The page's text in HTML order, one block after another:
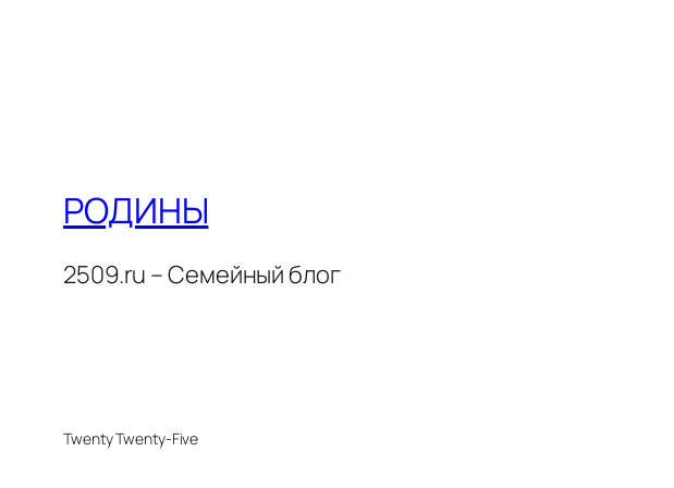
РОДИНЫ
2509.ru – Семейный блог
Twenty Twenty-Five